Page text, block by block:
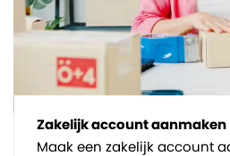
Zakelijk account aanmaken
Maak een zakelijk account